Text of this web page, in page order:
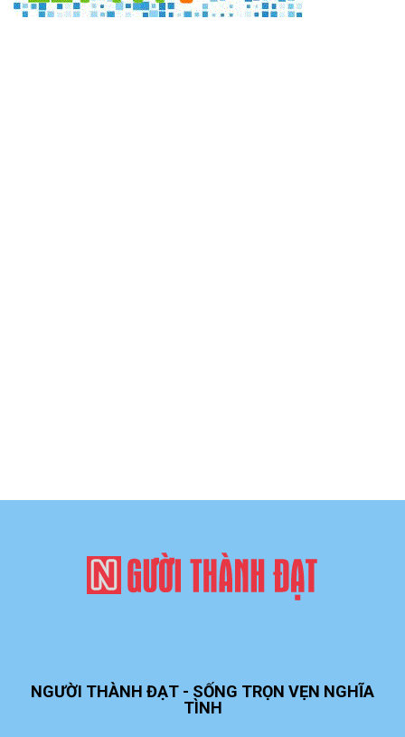
NGƯỜI THÀNH ĐẠT - SỐNG TRỌN VẸN NGHĨA
TÌNH